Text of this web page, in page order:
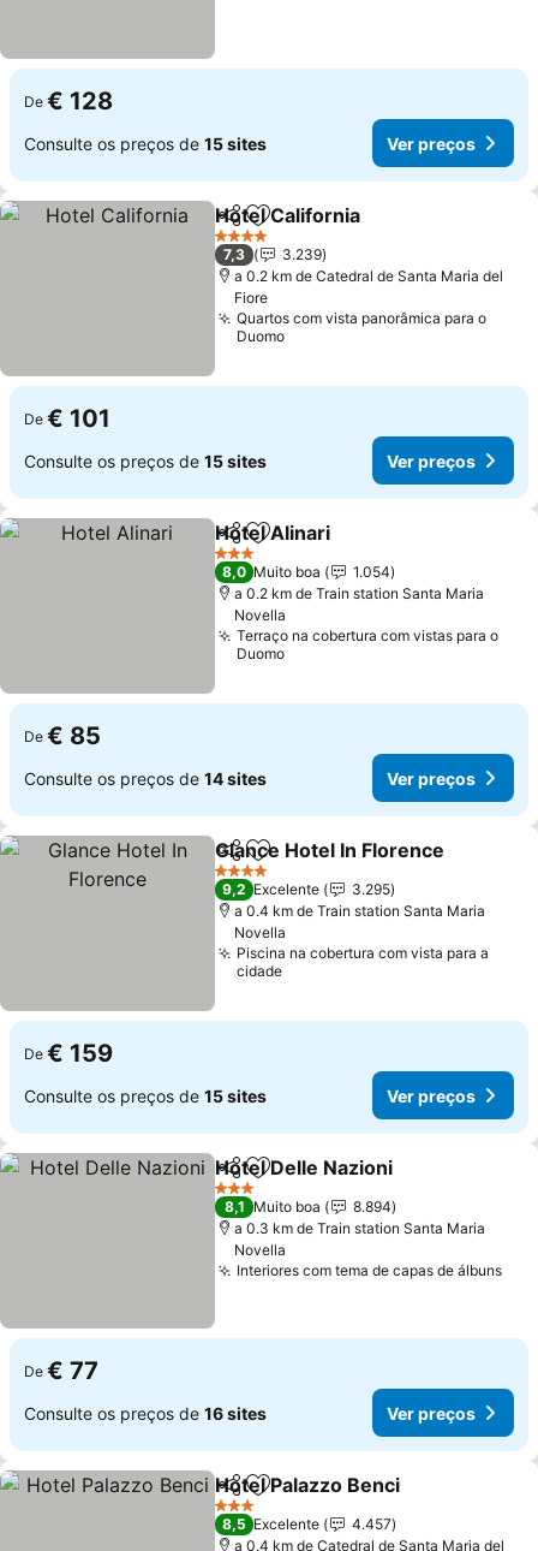
De € 128
Consulte os preços de 15 sites Ver preços
PartilharAdicionar aos favoritos
Hotel California
4 Estrelas
7,3
3.239
a 0.2 km de Catedral de Santa Maria del
Fiore
Quartos com vista panorâmica para o
Duomo
De € 101
Consulte os preços de 15 sites Ver preços
PartilharAdicionar aos favoritos
Hotel Alinari
3 Estrelas
8,0 Muito boa
1.054
a 0.2 km de Train station Santa Maria
Novella
Terraço na cobertura com vistas para o
Duomo
De € 85
Consulte os preços de 14 sites Ver preços
PartilharAdicionar aos favoritos
Glance Hotel In Florence
4 Estrelas
9,2 Excelente
3.295
a 0.4 km de Train station Santa Maria
Novella
Piscina na cobertura com vista para a
cidade
De € 159
Consulte os preços de 15 sites Ver preços
PartilharAdicionar aos favoritos
Hotel Delle Nazioni
3 Estrelas
8,1 Muito boa
8.894
a 0.3 km de Train station Santa Maria
Novella
Interiores com tema de capas de álbuns
De € 77
Consulte os preços de 16 sites Ver preços
PartilharAdicionar aos favoritos
Hotel Palazzo Benci
3 Estrelas
8,5 Excelente
4.457
a 0.4 km de Catedral de Santa Maria del